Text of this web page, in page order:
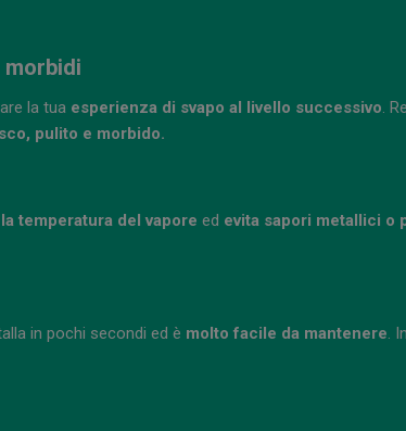
morbidi
la tua esperienza di svapo al livello successivo.
pulito e morbido.
temperatura del vapore ed evita sapori metallici o
in pochi secondi ed è molto facile da mantenere.